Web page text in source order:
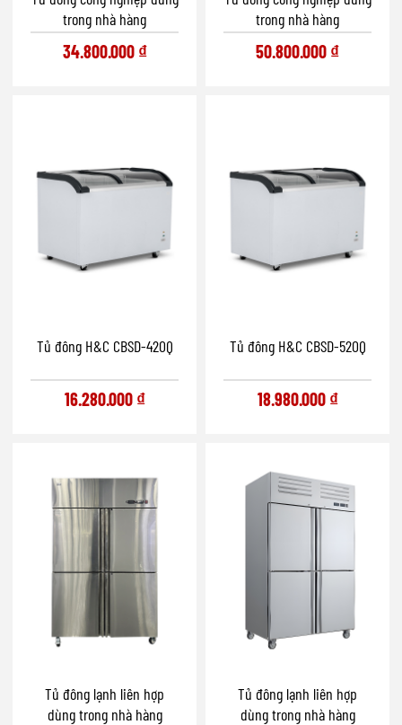
trong nhà hàng
34.800.000 ₫
trong nhà hàng
50.800.000 ₫
Tủ đông H&C CBSD-420Q
16.280.000 ₫
Tủ đông H&C CBSD-520Q
18.980.000 ₫
Tủ đông lạnh liên hợp
dùng trong nhà hàng
Tủ đông lạnh liên hợp
dùng trong nhà hàng